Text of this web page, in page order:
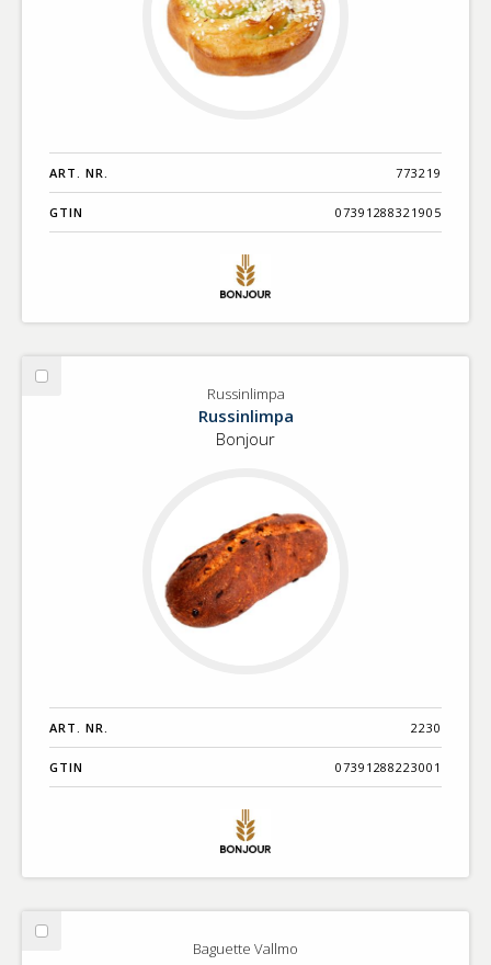
ART. NR. 773219
GTIN 07391288321905
Välj
Russinlimpa
Russinlimpa
Bonjour
ART. NR. 2230
GTIN 07391288223001
Välj
Baguette Vallmo